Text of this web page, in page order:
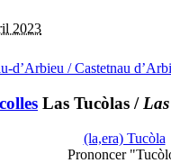
2023
d’Arbieu / Castetnau
Las Tucòlas /
(la,era) Tucòla
Prononcer